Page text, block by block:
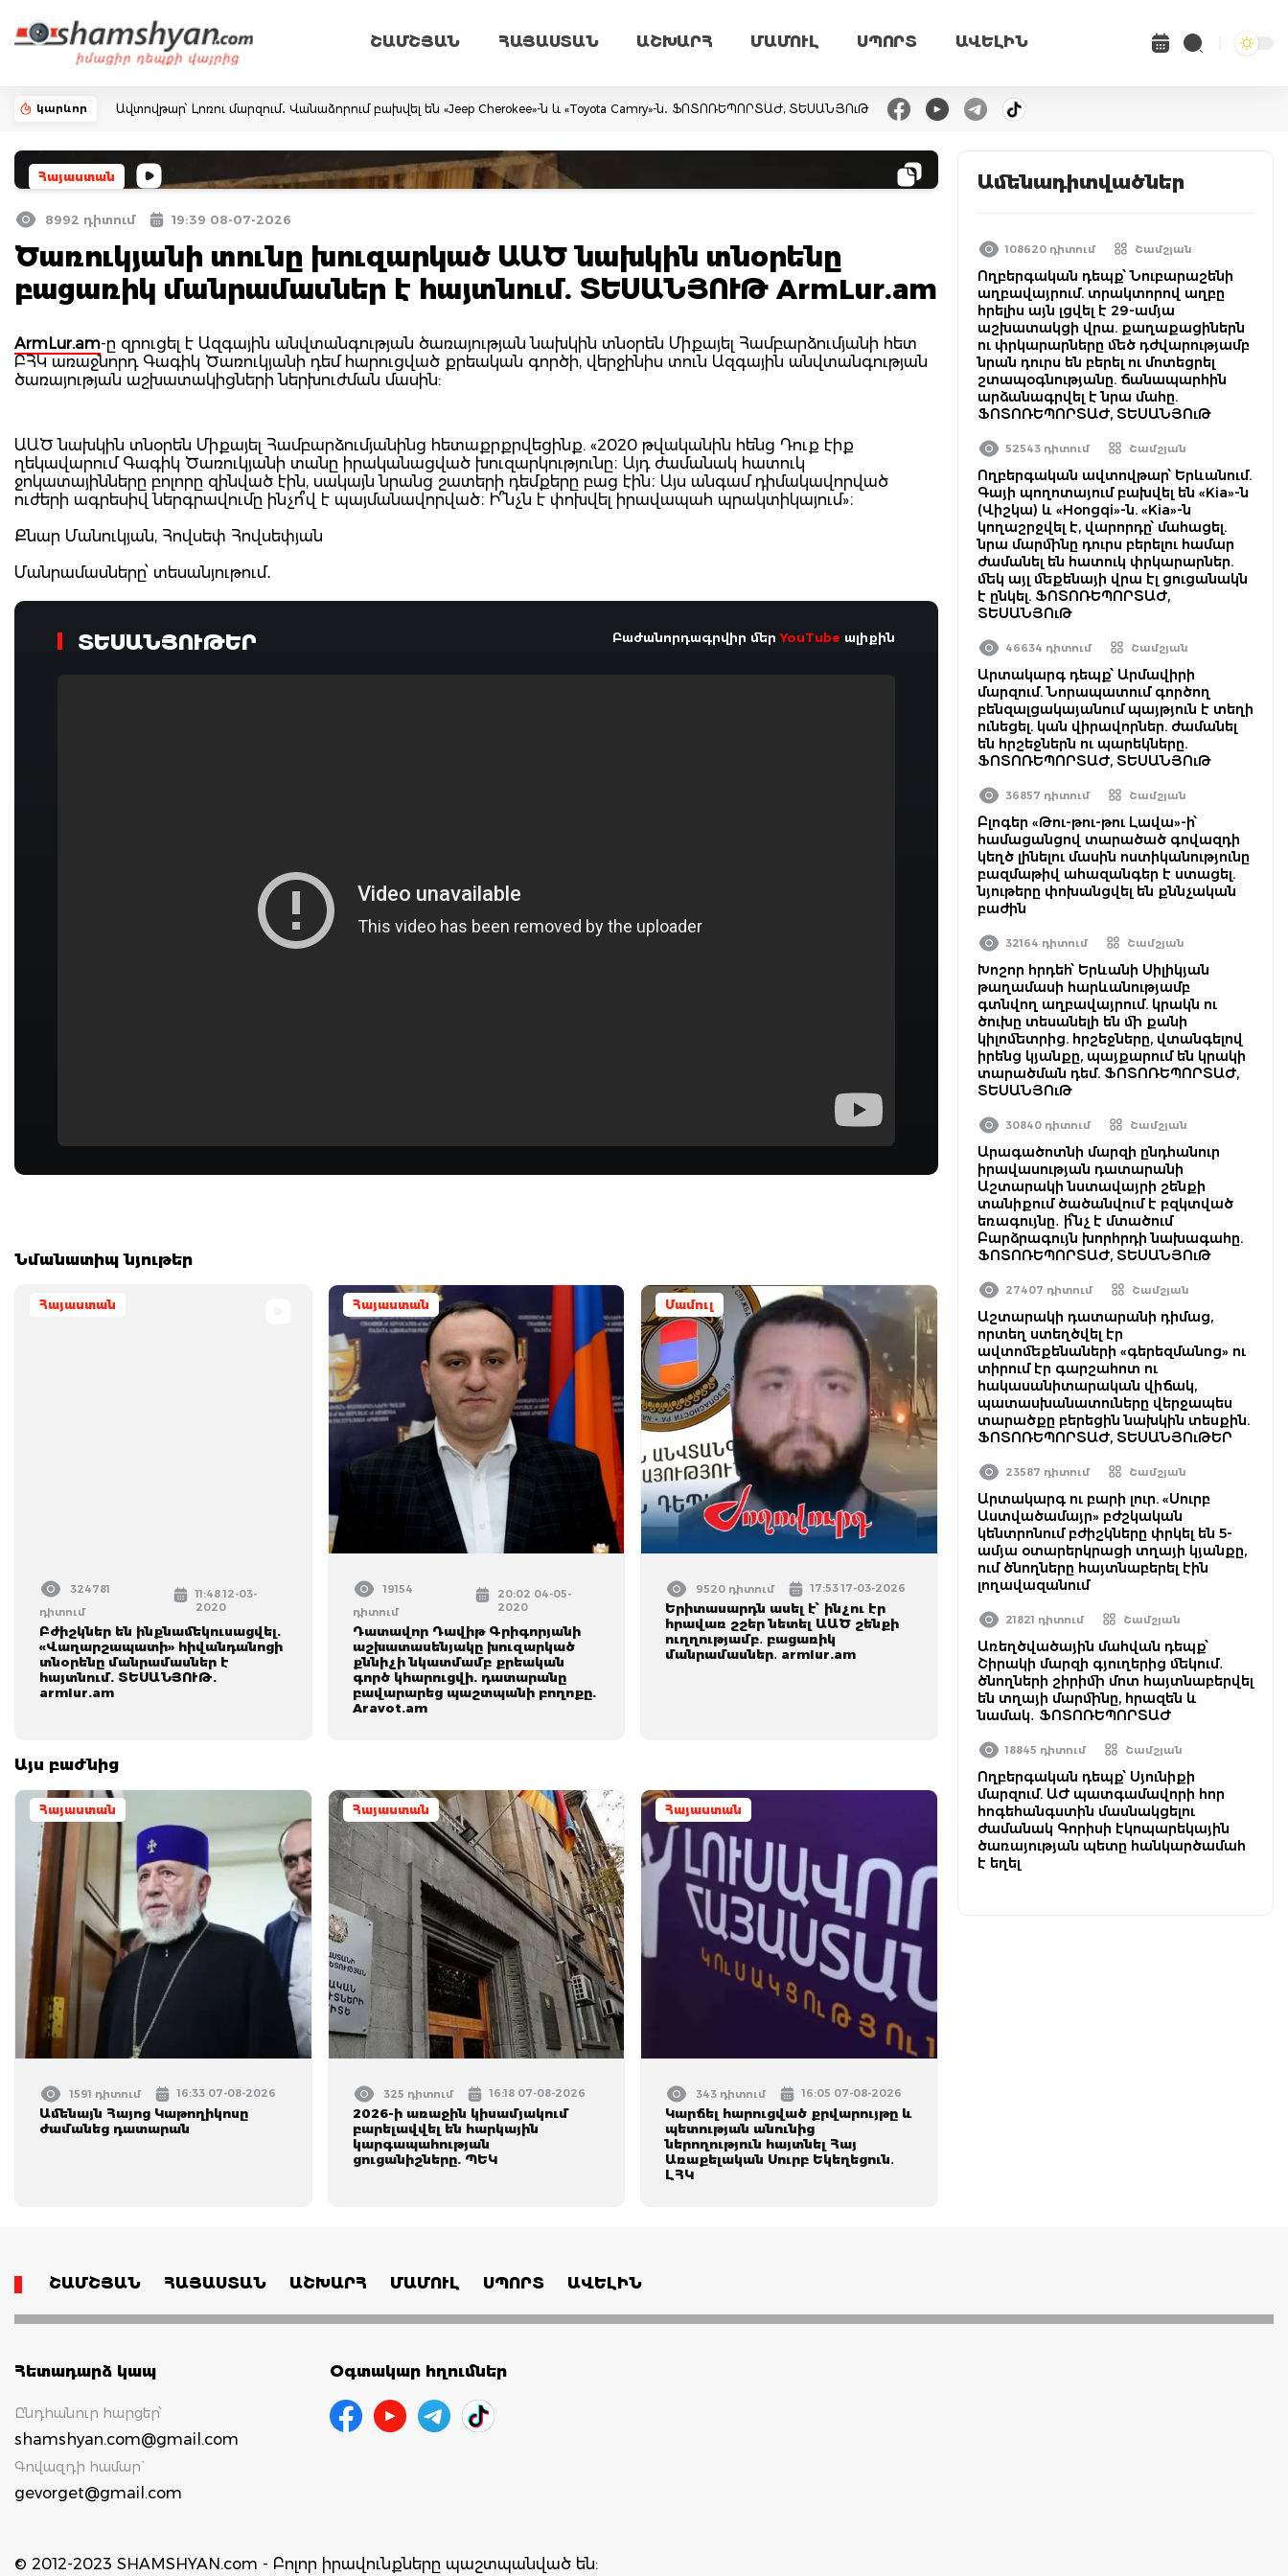
ՇԱՄՇՅԱՆ ՀԱՅԱՍՏԱՆ ԱՇԽԱՐՀ ՄԱՄՈՒԼ ՍՊՈՐՏ ԱՎԵԼԻՆ
կարևոր Ավտովթար՝ Լոռու մարզում․ Վանաձորում բախվել են «Jeep Cherokee»-ն և «Toyota Camry»-ն․ ՖՈՏՈՌԵՊՈՐՏԱԺ, ՏԵՍԱՆՅՈւԹ
Հայաստան
8992 դիտում 19:39 08-07-2026
Ծառուկյանի տունը խուզարկած ԱԱԾ նախկին տնօրենը
բացառիկ մանրամասներ է հայտնում. ՏԵՍԱՆՅՈՒԹ ArmLur.am
ArmLur.am-ը զրուցել է Ազգային անվտանգության ծառայության նախկին տնօրեն Միքայել Համբարձումյանի հետ
ԲՀԿ առաջնորդ Գագիկ Ծառուկյանի դեմ հարուցված քրեական գործի, վերջինիս տուն Ազգային անվտանգության
ծառայության աշխատակիցների ներխուժման մասին:
ԱԱԾ նախկին տնօրեն Միքայել Համբարձումյանինց հետաքրքրվեցինք. «2020 թվականին հենց Դուք էիք
ղեկավարում Գագիկ Ծառուկյանի տանը իրականացված խուզարկությունը։ Այդ ժամանակ հատուկ
ջոկատայինները բոլորը զինված էին, սակայն նրանց շատերի դեմքերը բաց էին։ Այս անգամ դիմակավորված
ուժերի ագրեսիվ ներգրավումը ինչո՞վ է պայմանավորված։ Ի՞նչն է փոխվել իրավապահ պրակտիկայում»։
Քնար Մանուկյան, Հովսեփ Հովսեփյան
Մանրամասները՝ տեսանյութում․
ՏԵՍԱՆՅՈՒԹԵՐ Բաժանորդագրվիր մերYouTube ալիքին
Նմանատիպ նյութեր
Հայաստան
324781
դիտում
11:48 12-03-
2020
Բժիշկներ են ինքնամեկուսացվել.
«Վաղարշապատի» հիվանդանոցի
տնօրենը մանրամասներ է
հայտնում. ՏԵՍԱՆՅՈՒԹ.
armlur.am
Հայաստան
19154
դիտում
20:02 04-05-
2020
Դատավոր Դավիթ Գրիգորյանի
աշխատասենյակը խուզարկած
քննիչի նկատմամբ քրեական
գործ կհարուցվի. դատարանը
բավարարեց պաշտպանի բողոքը.
Aravot.am
Մամուլ
9520 դիտում 17:53 17-03-2026
Երիտասարդն ասել է՝ ինչու էր
հրավառ շշեր նետել ԱԱԾ շենքի
ուղղությամբ․ բացառիկ
մանրամասներ․ armlur.am
Այս բաժնից
Հայաստան
1591 դիտում 16:33 07-08-2026
Ամենայն Հայոց Կաթողիկոսը
ժամանեց դատարան
Հայաստան
325 դիտում 16:18 07-08-2026
2026-ի առաջին կիսամյակում
բարելավվել են հարկային
կարգապահության
ցուցանիշները. ՊԵԿ
Հայաստան
343 դիտում 16:05 07-08-2026
Կարճել հարուցված քրվարույթը և
պետության անունից
ներողություն հայտնել Հայ
Առաքելական Սուրբ Եկեղեցուն․
ԼՀԿ
Ամենադիտվածներ
108620 դիտում Շամշյան
Ողբերգական դեպք՝ Նուբարաշենի
աղբավայրում. տրակտորով աղբը
հրելիս այն լցվել է 29-ամյա
աշխատակցի վրա. քաղաքացիներն
ու փրկարարները մեծ դժվարությամբ
նրան դուրս են բերել ու մոտեցրել
շտապօգնությանը. ճանապարհին
արձանագրվել է նրա մահը.
ՖՈՏՈՌԵՊՈՐՏԱԺ, ՏԵՍԱՆՅՈւԹ
52543 դիտում Շամշյան
Ողբերգական ավտովթար՝ Երևանում.
Գայի պողոտայում բախվել են «Kia»-ն
(Վիշկա) և «Hongqi»-ն. «Kia»-ն
կողաշրջվել է, վարորդը՝ մահացել.
նրա մարմինը դուրս բերելու համար
ժամանել են հատուկ փրկարարներ.
մեկ այլ մեքենայի վրա էլ ցուցանակն
է ընկել. ՖՈՏՈՌԵՊՈՐՏԱԺ,
ՏԵՍԱՆՅՈւԹ
46634 դիտում Շամշյան
Արտակարգ դեպք՝ Արմավիրի
մարզում. Նորապատում գործող
բենզալցակայանում պայթյուն է տեղի
ունեցել. կան վիրավորներ. ժամանել
են հրշեջներն ու պարեկները.
ՖՈՏՈՌԵՊՈՐՏԱԺ, ՏԵՍԱՆՅՈւԹ
36857 դիտում Շամշյան
Բլոգեր «Թու-թու-թու Լավա»-ի՝
համացանցով տարածած գովազդի
կեղծ լինելու մասին ոստիկանությունը
բազմաթիվ ահազանգեր է ստացել.
նյութերը փոխանցվել են քննչական
բաժին
32164 դիտում Շամշյան
Խոշոր հրդեհ՝ Երևանի Սիլիկյան
թաղամասի հարևանությամբ
գտնվող աղբավայրում. կրակն ու
ծուխը տեսանելի են մի քանի
կիլոմետրից. հրշեջները, վտանգելով
իրենց կյանքը, պայքարում են կրակի
տարածման դեմ. ՖՈՏՈՌԵՊՈՐՏԱԺ,
ՏԵՍԱՆՅՈւԹ
30840 դիտում Շամշյան
Արագածոտնի մարզի ընդհանուր
իրավասության դատարանի
Աշտարակի նստավայրի շենքի
տանիքում ծածանվում է բզկտված
եռագույնը․ ի՞նչ է մտածում
Բարձրագույն խորհրդի նախագահը.
ՖՈՏՈՌԵՊՈՐՏԱԺ, ՏԵՍԱՆՅՈւԹ
27407 դիտում Շամշյան
Աշտարակի դատարանի դիմաց,
որտեղ ստեղծվել էր
ավտոմեքենաների «գերեզմանոց» ու
տիրում էր գարշահոտ ու
հակասանիտարական վիճակ,
պատասխանատուները վերջապես
տարածքը բերեցին նախկին տեսքին.
ՖՈՏՈՌԵՊՈՐՏԱԺ, ՏԵՍԱՆՅՈւԹԵՐ
23587 դիտում Շամշյան
Արտակարգ ու բարի լուր. «Սուրբ
Աստվածամայր» բժշկական
կենտրոնում բժիշկները փրկել են 5-
ամյա օտարերկրացի տղայի կյանքը,
ում ծնողները հայտնաբերել էին
լողավազանում
21821 դիտում Շամշյան
Առեղծվածային մահվան դեպք՝
Շիրակի մարզի գյուղերից մեկում․
ծնողների շիրիմի մոտ հայտնաբերվել
են տղայի մարմինը, հրազեն և
նամակ․ ՖՈՏՈՌԵՊՈՐՏԱԺ
18845 դիտում Շամշյան
Ողբերգական դեպք՝ Սյունիքի
մարզում. ԱԺ պատգամավորի հոր
հոգեհանգստին մասնակցելու
ժամանակ Գորիսի էկոպարեկային
ծառայության պետը հանկարծամահ
է եղել
ՇԱՄՇՅԱՆ ՀԱՅԱՍՏԱՆ ԱՇԽԱՐՀ ՄԱՄՈՒԼ ՍՊՈՐՏ ԱՎԵԼԻՆ
Հետադարձ կապ
Ընդհանուր հարցեր՝
shamshyan.com@gmail.com
Գովազդի համար`
gevorget@gmail.com
Օգտակար հղումներ
© 2012-2023 SHAMSHYAN.com - Բոլոր իրավունքները պաշտպանված են: